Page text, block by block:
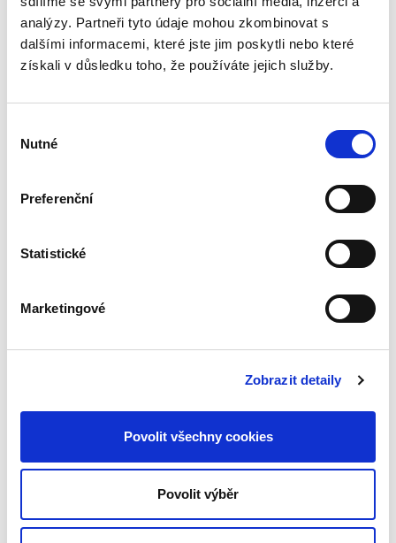
analýzy. Partneři tyto údaje mohou zkombinovat s
dalšími informacemi, které jste jim poskytli nebo které
získali v důsledku toho, že používáte jejich služby.
souhlasu
Nutné
Preferenční
Statistické
Marketingové
Zobrazit detaily
Povolit všechny cookies
Povolit výběr
Preventivní
restrukturalizace.
Jaroslav Schönfeld Petr Sprinz ,a
490,00 Kč
je nový trend v kontinentálním zákonodárství
a insolvenci z roku...
Bail-in a ochrana
vlastnického práva